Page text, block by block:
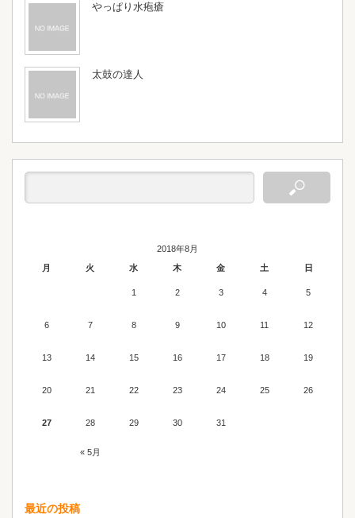
やっぱり水疱瘡
太鼓の達人
2018年8月
月
火 水 木 金 土 日
« 5月
1 2 3 4 5
6 7 8 9 10 11 12
13 14 15 16 17 18 19
20 21 22 23 24 25 26
27 28 29 30 31
最近の投稿